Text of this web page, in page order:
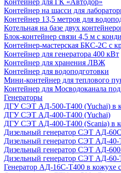
Контейнер для ГК «Автодор»
Контейнер на шасси для
Контейнер 13,5 метров для
Котельная на базе двух
Блок-контейнер связи 4,5 м с
Контейнер-мастерская БКС-2С с
Контейнер для генератора 400 кВт
Контейнер для хранения ЛВЖ
Контейнер для водоподготовки
Мини-контейнер для теплового
Контейнер для Мосводоканала
Генераторы
ДГУ СЭТ АД-500-Т400 (Yuchai) в
ДГУ СЭТ АД-400-Т400 (Yuchai)
ДГУ СЭТ АД-400-Т400 (Scania) в
Дизельный генератор СЭТ АД-
Дизельный генератор СЭТ АД-40-
Дизельный генератор СЭТ АД-
Дизельный генератор СЭТ АД-60-
Генератор АД-16С-Т400 в кожухе